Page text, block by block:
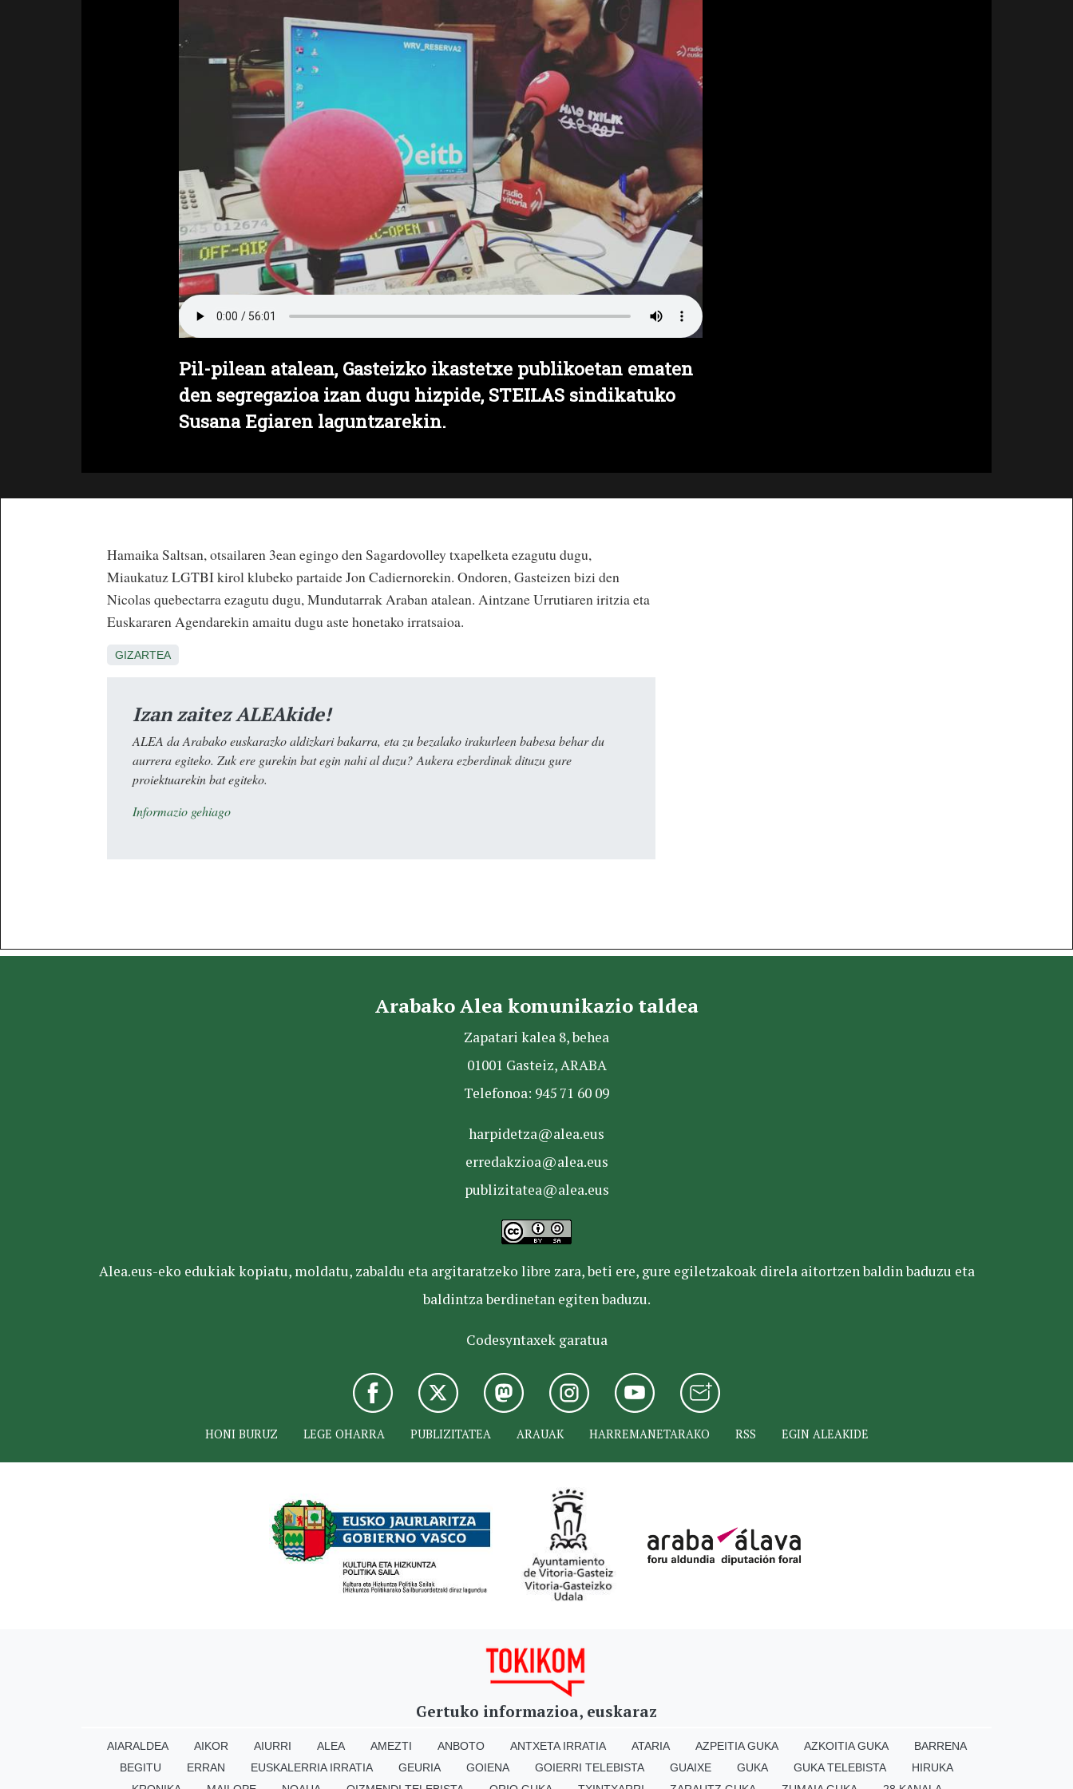
Pil-pilean atalean, Gasteizko ikastetxe publikoetan ematen
den segregazioa izan dugu hizpide, STEILAS sindikatuko
Susana Egiaren laguntzarekin.
Hamaika Saltsan, otsailaren 3ean egingo den Sagardovolley txapelketa ezagutu dugu,
Miaukatuz LGTBI kirol klubeko partaide Jon Cadiernorekin. Ondoren, Gasteizen bizi den
Nicolas quebectarra ezagutu dugu, Mundutarrak Araban atalean. Aintzane Urrutiaren iritzia eta
Euskararen Agendarekin amaitu dugu aste honetako irratsaioa.
GIZARTEA
Izan zaitez ALEAkide!
ALEA da Arabako euskarazko aldizkari bakarra, eta zu bezalako irakurleen babesa behar du
aurrera egiteko. Zuk ere gurekin bat egin nahi al duzu? Aukera ezberdinak dituzu gure
proiektuarekin bat egiteko.
Informazio gehiago
Arabako Alea komunikazio taldea
Zapatari kalea 8, behea
01001 Gasteiz, ARABA
Telefonoa: 945 71 60 09
harpidetza@alea.eus
erredakzioa@alea.eus
publizitatea@alea.eus
Alea.eus-eko edukiak kopiatu, moldatu, zabaldu eta argitaratzeko libre zara, beti ere, gure egiletzakoak direla aitortzen baldin baduzu eta
baldintza berdinetan egiten baduzu.
Codesyntaxek garatua
HONI BURUZ LEGE OHARRA PUBLIZITATEA ARAUAK HARREMANETARAKO RSS EGIN ALEAKIDE
Gertuko informazioa, euskaraz
AIARALDEA AIKOR AIURRI ALEA AMEZTI ANBOTO ANTXETA IRRATIA ATARIA AZPEITIA GUKA AZKOITIA GUKA
BARRENA
BEGITU
ERRAN EUSKALERRIA IRRATIA GEURIA GOIENA GOIERRI TELEBISTA GUAIXE GUKA GUKA TELEBISTA
HIRUKA